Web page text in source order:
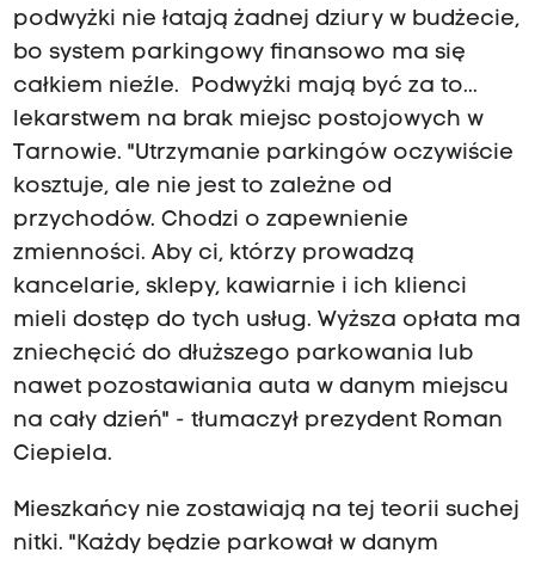
podwyżki nie łatają żadnej dziury w budżecie,
bo system parkingowy finansowo ma się
całkiem nieźle. Podwyżki mają być za to...
lekarstwem na brak miejsc postojowych w
Tarnowie. "Utrzymanie parkingów oczywiście
kosztuje, ale nie jest to zależne od
przychodów. Chodzi o zapewnienie
zmienności. Aby ci, którzy prowadzą
kancelarie, sklepy, kawiarnie i ich klienci
mieli dostęp do tych usług. Wyższa opłata ma
zniechęcić do dłuższego parkowania lub
nawet pozostawiania auta w danym miejscu
na cały dzień" - tłumaczył prezydent Roman
Ciepiela.
Mieszkańcy nie zostawiają na tej teorii suchej
nitki. "Każdy będzie parkował w danym